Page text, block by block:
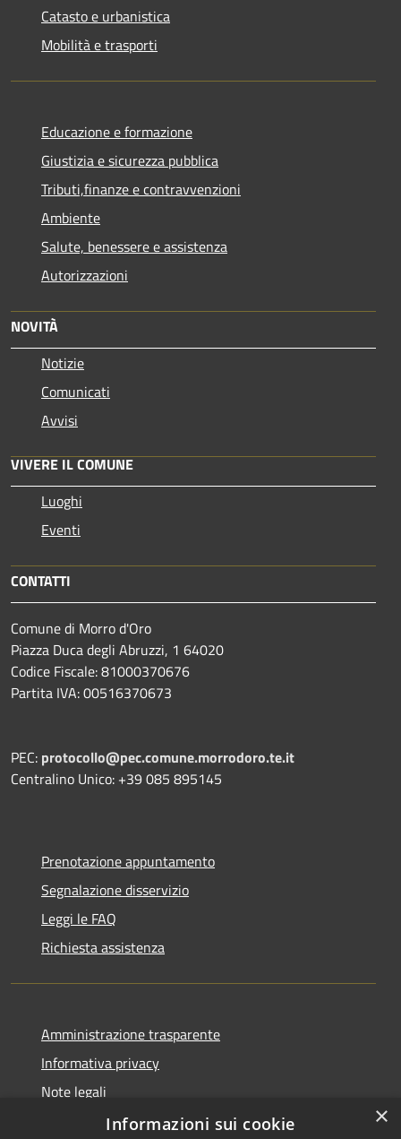
Catasto e urbanistica
Mobilità e trasporti
Educazione e formazione
Giustizia e sicurezza pubblica
Tributi,finanze e contravvenzioni
Ambiente
Salute, benessere e assistenza
Autorizzazioni
NOVITÀ
Notizie
Comunicati
Avvisi
VIVERE IL COMUNE
Luoghi
Eventi
CONTATTI
Comune di Morro d'Oro
Piazza Duca degli Abruzzi, 1 64020
Codice Fiscale: 81000370676
Partita IVA: 00516370673
PEC: protocollo@pec.comune.morrodoro.te.it
Centralino Unico: +39 085 895145
Prenotazione appuntamento
Segnalazione disservizio
Leggi le FAQ
Richiesta assistenza
Amministrazione trasparente
Informativa privacy
Note legali
Dichiarazione di accessibilità
×
Informazioni sui cookie